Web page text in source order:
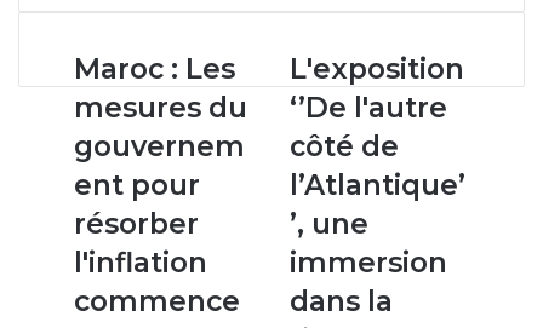
email
Maroc :
Les
mesures
du
gouvernement
pour
résorber
l'inflation
commencent
donner
Maroc : Les
mesures du
gouvernem
ent pour
résorber
l'inflation
commence
L'exposition
‘’De
l'autre
côté
de
l’Atlantique’’,
une
immersion
dans
richesse
L'exposition
‘’De l'autre
côté de
l’Atlantique’
’, une
immersion
dans la